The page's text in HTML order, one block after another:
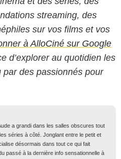
streaming, des
sur vos films et vos
à AlloCiné sur Google
d’explorer au quotidien les
par des passionnés pour
a grandi dans les salles obscures tout
séries à côté. Jonglant entre le petit et
désormais dans tout ce qui fait
passé à la dernière info sensationnelle à